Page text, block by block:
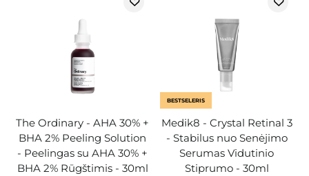
The Ordinary - AHA 30% +
BHA 2% Peeling Solution
- Peelingas su AHA 30% +
BHA 2% Rūgštimis - 30ml
BESTSELERIS
Medik8 - Crystal Retinal 3
- Stabilus nuo Senėjimo
Serumas Vidutinio
Stiprumo - 30ml